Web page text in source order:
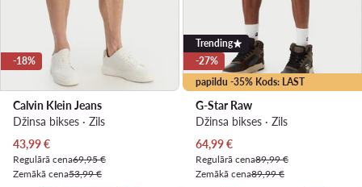
-18%
Calvin Klein Jeans
Džinsa bikses · Zils
Pašreizējā cena
43,99€
Regulārā cena69,95 €
Zemākā cena53,99 €
papildu -35% Kods: LAST
Trending
-27%
G-Star Raw
Džinsa bikses · Zils
Pašreizējā cena
64,99€
Regulārā cena89,99 €
Zemākā cena89,99 €